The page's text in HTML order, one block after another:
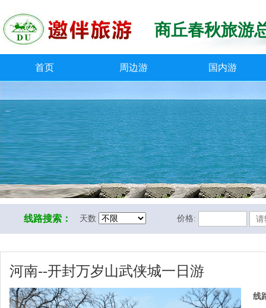
商丘春秋旅游
首页 周边游 国内游
线路搜索： 天数 价格:
河南--开封万岁山武侠城一日游
线